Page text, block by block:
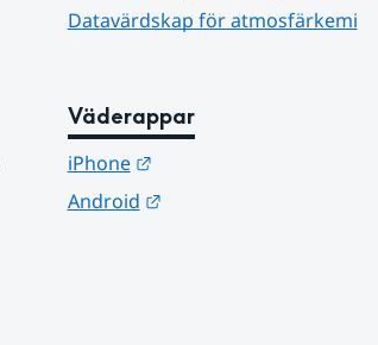
Datavärdskap för atmosfärkemi
Väderappar
iPhone
Länk till annan webbplats.
Android
Länk till annan